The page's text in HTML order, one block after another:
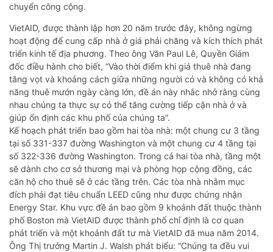
chuyển công cộng.
VietAID, được thành lập hơn 20 năm trước đây, không ngừng
hoạt động để cung cấp nhà ở giá phải chăng và kích thích phát
triển kinh tế địa phương. Theo ông Văn Paul Lê, Quyền Giám
đốc điều hành cho biết, “Vào thời điểm khi giá thuê nhà đang
tăng vọt và khoảng cách giữa những người có và không có khả
năng thuê mướn ngày càng lớn, đề án này nhắc nhở rằng cùng
nhau chúng ta thực sự có thể tăng cường tiếp cận nhà ở và
giúp ổn định các khu phố của chúng ta”.
Kế hoạch phát triển bao gồm hai tòa nhà: một chung cư 3 tầng
tại số 331-337 đường Washington và một chung cư 4 tầng tại
số 322-336 đường Washington. Trong cả hai tòa nhà, tầng một
sẽ dành cho cơ sở thương mại và phòng họp cộng đồng, các
căn hộ cho thuê sẽ ở các tầng trên. Các tòa nhà nhằm mục
đích phải đạt tiêu chuẩn LEED cũng như được chứng nhận
Energy Star. Khu vực đề án bao gồm 9 khoảnh đất thuộc thành
phố Boston mà VietAID được thành phố chỉ định là cơ quan
phát triển và một khoảnh đất tư mà VietAID đã mua năm 2014.
Ông Thị trưởng Martin J. Walsh phát biểu: “Chúng ta đều vui